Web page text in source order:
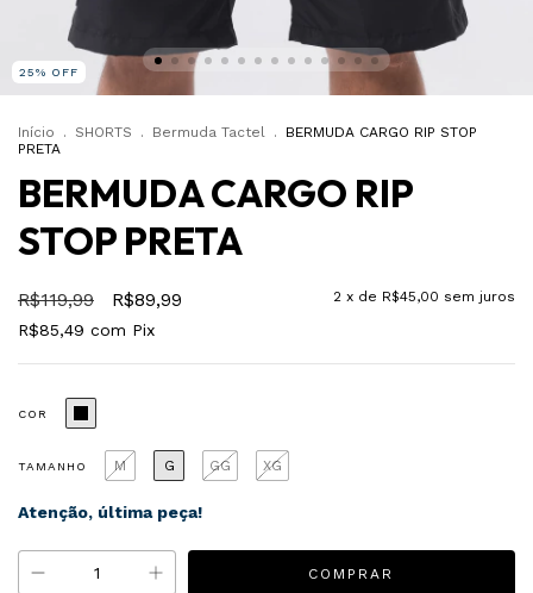
25% OFF
Início . SHORTS . Bermuda Tactel .
BERMUDA CARGO RIP STOP
PRETA
BERMUDA CARGO RIP
STOP PRETA
R$119,99 R$89,99 2 x de R$45,00 sem juros
R$85,49 com Pix
COR
TAMANHO M G GG XG
Atenção, última peça!